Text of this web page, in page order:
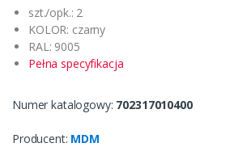
szt./opk.: 2
KOLOR: czarny
RAL: 9005
Pełna specyfikacja
Numer katalogowy: 702317010400
Producent: MDM